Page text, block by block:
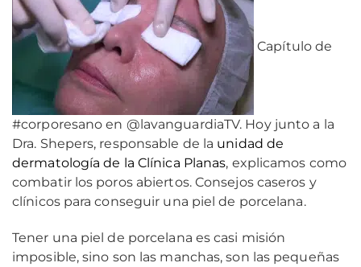
Capítulo de
#corporesano en @lavanguardiaTV. Hoy junto a la
Dra. Shepers, responsable de la unidad de
dermatología de la Clínica Planas, explicamos como
combatir los poros abiertos. Consejos caseros y
clínicos para conseguir una piel de porcelana.
Tener una piel de porcelana es casi misión
imposible, sino son las manchas, son las pequeñas